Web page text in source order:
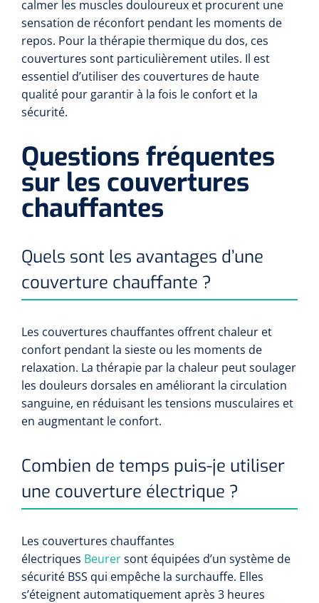
calmer les muscles douloureux et procurent une
sensation de réconfort pendant les moments de
repos. Pour la thérapie thermique du dos, ces
couvertures sont particulièrement utiles. Il est
essentiel d’utiliser des couvertures de haute
qualité pour garantir à la fois le confort et la
sécurité.
Questions fréquentes
sur les couvertures
chauffantes
Quels sont les avantages d’une
couverture chauffante ?
Les couvertures chauffantes offrent chaleur et
confort pendant la sieste ou les moments de
relaxation. La thérapie par la chaleur peut soulager
les douleurs dorsales en améliorant la circulation
sanguine, en réduisant les tensions musculaires et
en augmentant le confort.
Combien de temps puis-je utiliser
une couverture électrique ?
Les couvertures chauffantes
électriques Beurersont équipées d’un système de
sécurité BSS qui empêche la surchauffe. Elles
s’éteignent automatiquement après 3 heures